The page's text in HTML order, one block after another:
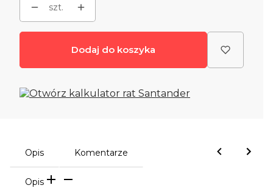
szt.
Dodaj do koszyka
Opis Komentarze
Opis